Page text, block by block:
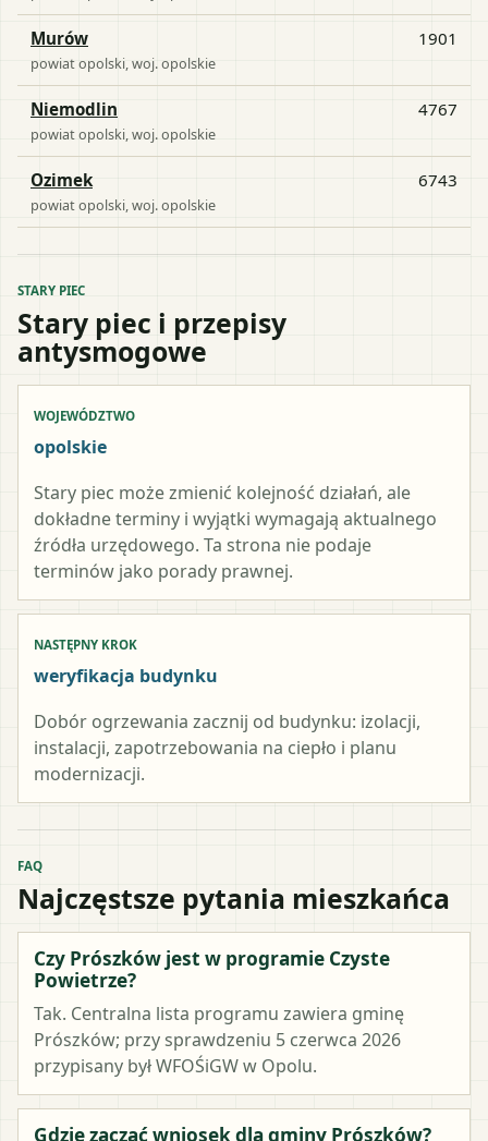
Murów
powiatopolski , woj.opolskie
1901
Niemodlin
powiatopolski , woj.opolskie
4767
Ozimek
powiatopolski , woj.opolskie
6743
STARY PIEC
Stary piec i przepisy
antysmogowe
WOJEWÓDZTWO
opolskie
Stary piec może zmienić kolejność działań, ale
dokładne terminy i wyjątki wymagają aktualnego
źródła urzędowego. Ta strona nie podaje
terminów jako porady prawnej.
NASTĘPNY KROK
weryfikacja budynku
Dobór ogrzewania zacznij od budynku: izolacji,
instalacji, zapotrzebowania na ciepło i planu
modernizacji.
FAQ
Najczęstsze pytania mieszkańca
Czy Prószków jest w programie Czyste
Powietrze?
Tak. Centralna lista programu zawiera gminę
Prószków; przy sprawdzeniu 5 czerwca 2026
przypisany był WFOŚiGW w Opolu.
Gdzie zacząć wniosek dla gminy Prószków?